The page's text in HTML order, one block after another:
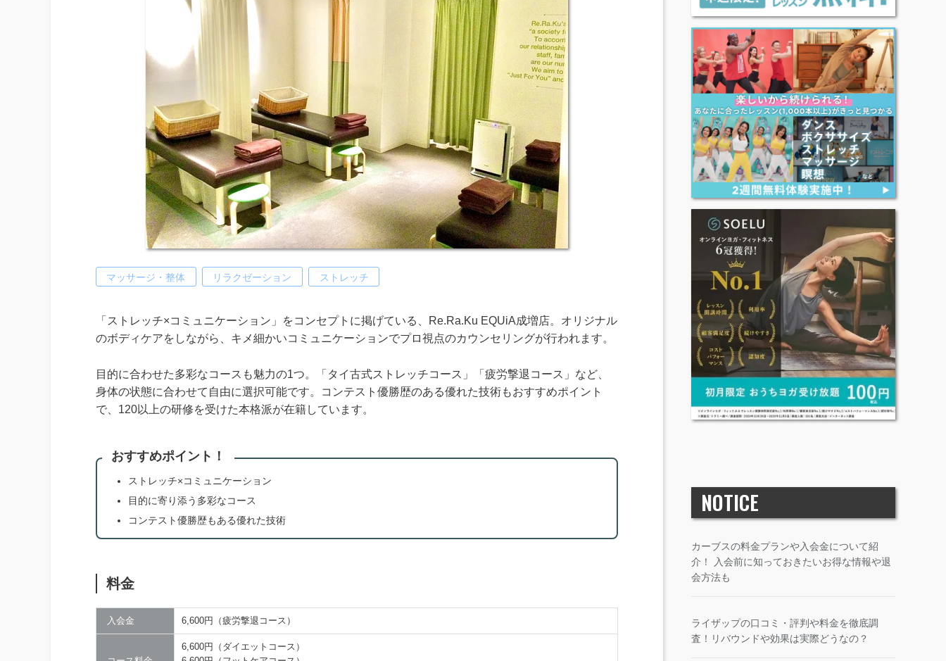
マッサージ・整体 リラクゼーション ストレッチ
「ストレッチ×コミュニケーション」をコンセプトに掲げている、Re.Ra.Ku EQUiA成増店。オリジナル
のボディケアをしながら、キメ細かいコミュニケーションでプロ視点のカウンセリングが行われます。
目的に合わせた多彩なコースも魅力の1つ。「タイ古式ストレッチコース」「疲労撃退コース」など、
身体の状態に合わせて自由に選択可能です。コンテスト優勝歴のある優れた技術もおすすめポイント
で、120以上の研修を受けた本格派が在籍しています。
おすすめポイント！
ストレッチ×コミュニケーション
目的に寄り添う多彩なコース
コンテスト優勝歴もある優れた技術
料金
入会金 6,600円（疲労撃退コース）
6,600円（ダイエットコース）
NOTICE
カーブスの料金プランや入会金について紹
介！ 入会前に知っておきたいお得な情報や退
会方法も
ライザップの口コミ・評判や料金を徹底調
査！リバウンドや効果は実際どうなの？